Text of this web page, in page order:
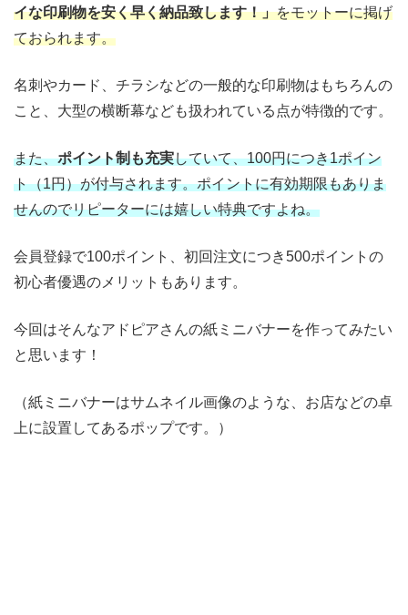
イな印刷物を安く早く納品致します！」をモットーに掲げ
ておられます。
名刺やカード、チラシなどの一般的な印刷物はもちろんの
こと、大型の横断幕なども扱われている点が特徴的です。
また、ポイント制も充実していて、100円につき1ポイン
ト（1円）が付与されます。ポイントに有効期限もありま
せんのでリピーターには嬉しい特典ですよね。
会員登録で100ポイント、初回注文につき500ポイントの
初心者優遇のメリットもあります。
今回はそんなアドピアさんの紙ミニバナーを作ってみたい
と思います！
（紙ミニバナーはサムネイル画像のような、お店などの卓
上に設置してあるポップです。）